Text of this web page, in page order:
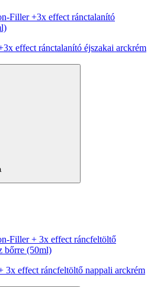
effect ránctalanító éjszakai arckrém
effect ráncfeltöltő nappali arckrém